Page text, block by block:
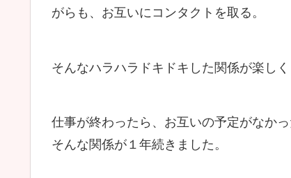
がらも、お互いにコンタクトを取る。
そんなハラハラドキドキした関係が楽しく
仕事が終わったら、お互いの予定がなかっ
そんな関係が１年続きました。